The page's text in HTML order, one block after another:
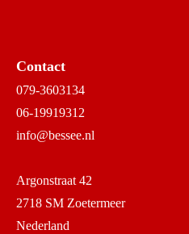
Contact
079-3603134
06-19919312
info@bessee.nl
Argonstraat 42
2718 SM Zoetermeer
Nederland